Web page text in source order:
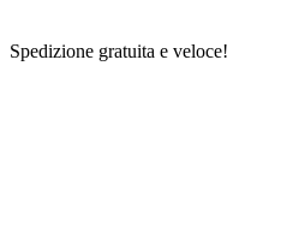
Spedizione gratuita e veloce!